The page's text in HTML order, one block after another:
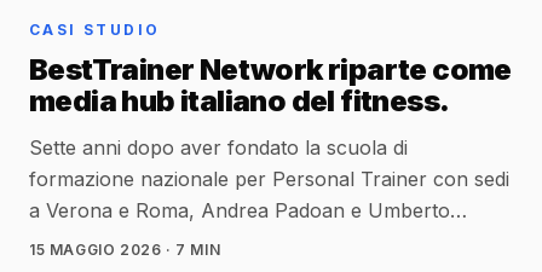
CASI STUDIO
BestTrainer Network riparte come
media hub italiano del fitness.
Sette anni dopo aver fondato la scuola di
formazione nazionale per Personal Trainer con sedi
a Verona e Roma, Andrea Padoan e Umberto
Miletto riprendono il filo di BestTrainer Network — in
15 MAGGIO 2026 · 7 MIN